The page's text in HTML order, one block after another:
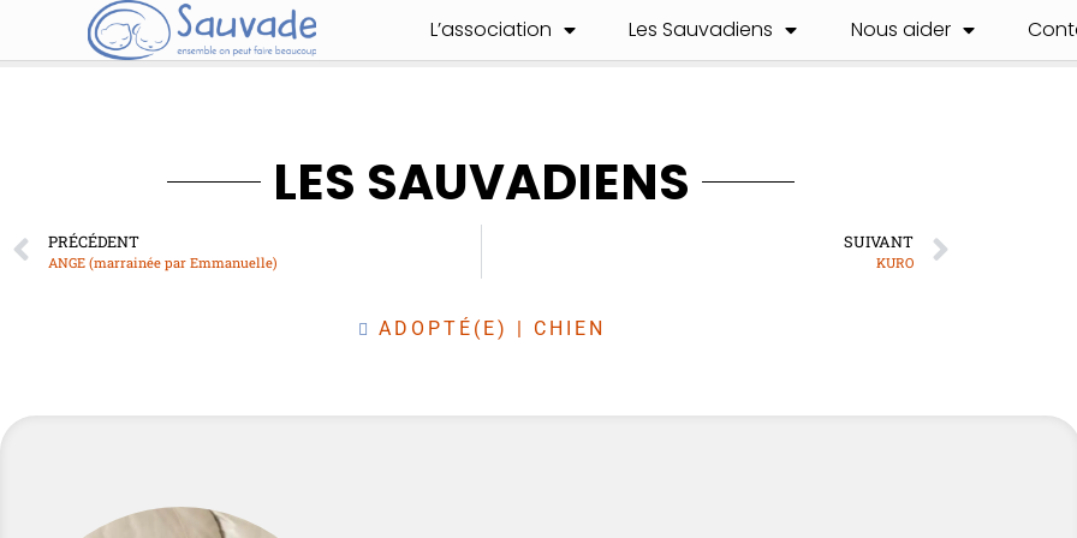
L’association Les Sauvadiens Nous aider
LES SAUVADIENS
PRÉCÉDENT
ANGE (marrainée par Emmanuelle)
SUIVANT
KURO
ADOPTÉ(E) | CHIEN